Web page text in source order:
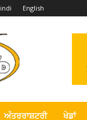
English
ਅੰਤਰਰਾਸ਼ਟਰੀ ਖੇਡਾਂ